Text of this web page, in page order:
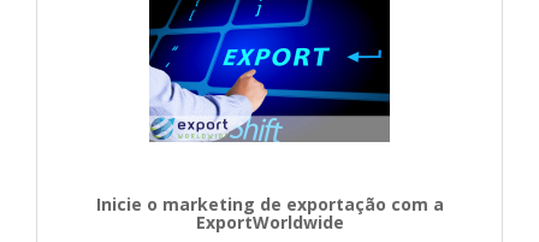
Inicie o marketing de exportação com a
ExportWorldwide